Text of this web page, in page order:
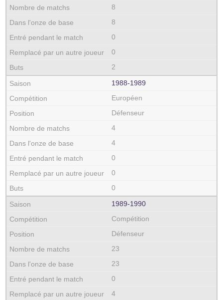
8
8
0
0
2
1988‑1989
Européen
Défenseur
4
4
0
0
0
1989‑1990
Compétition
Défenseur
23
23
0
4